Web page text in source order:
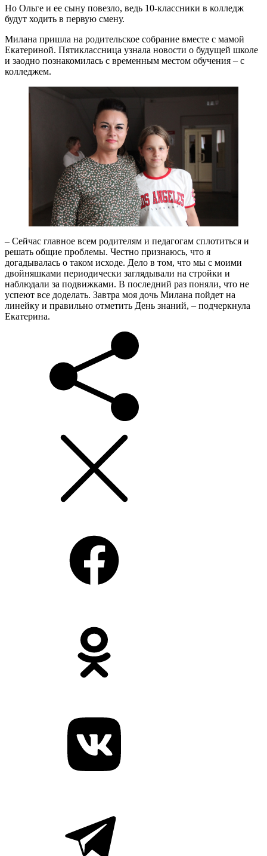
Но Ольге и ее сыну повезло, ведь 10-классники в колледж
будут ходить в первую смену.
Милана пришла на родительское собрание вместе с мамой
Екатериной. Пятиклассница узнала новости о будущей школе
и заодно познакомилась с временным местом обучения – с
колледжем.
– Сейчас главное всем родителям и педагогам сплотиться и
решать общие проблемы. Честно признаюсь, что я
догадывалась о таком исходе. Дело в том, что мы с моими
двойняшками периодически заглядывали на стройки и
наблюдали за подвижками. В последний раз поняли, что не
успеют все доделать. Завтра моя дочь Милана пойдет на
линейку и правильно отметить День знаний, – подчеркнула
Екатерина.